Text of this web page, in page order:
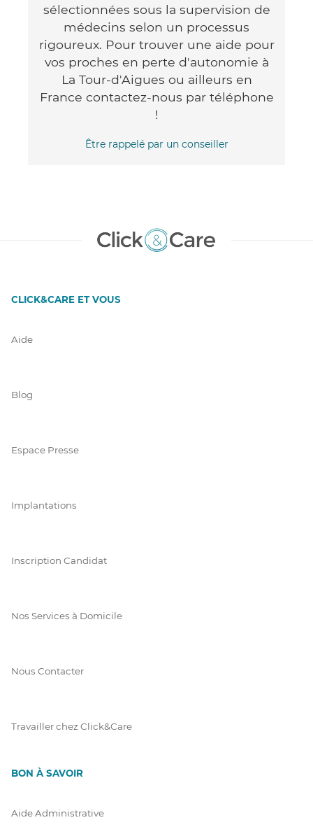
sélectionnées sous la supervision de
médecins selon un processus
rigoureux. Pour trouver une aide pour
vos proches en perte d'autonomie à
La Tour-d'Aigues ou ailleurs en
France contactez-nous par téléphone
!
Être rappelé par un conseiller
CLICK&CARE ET VOUS
Aide
Blog
Espace Presse
Implantations
Inscription Candidat
Nos Services à Domicile
Nous Contacter
Travailler chez Click&Care
BON À SAVOIR
Aide Administrative